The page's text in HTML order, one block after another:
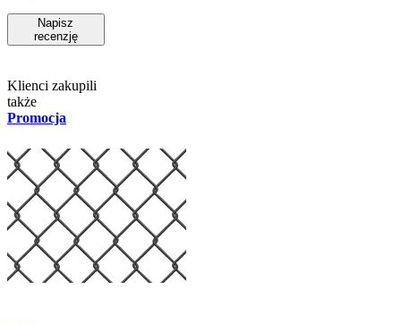
Napisz
recenzję
Klienci zakupili
także
Promocja